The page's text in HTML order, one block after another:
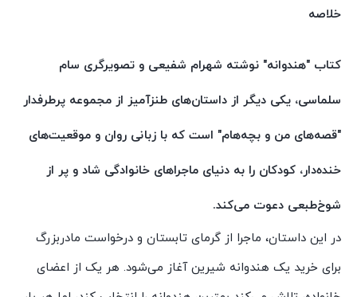
های
و
هام
هندوانه
شهرام
شفیعی
سیمای
شرق
خلاصه
کتاب "هندوانه" نوشته شهرام شفیعی و تصویرگری سام
سلماسی، یکی دیگر از داستان‌های طنزآمیز از مجموعه پرطرفدار
"قصه‌های من و بچه‌هام" است که با زبانی روان و موقعیت‌های
خنده‌دار، کودکان را به دنیای ماجراهای خانوادگی شاد و پر از
شوخ‌طبعی دعوت می‌کند.
در این داستان، ماجرا از گرمای تابستان و درخواست مادربزرگ
برای خرید یک هندوانه شیرین آغاز می‌شود. هر یک از اعضای